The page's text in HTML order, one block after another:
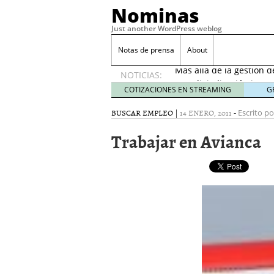
Nominas
Just another WordPress weblog
Notas de prensa About
NOTICIAS:
Desempleo Colombia
Una digitalización
en el sector financiero
¿Cómo afectó el
22, 2021
Desempleo Colombia
COTIZACIONES EN STREAMING
BUSCAR EMPLEO | 14 ENERO, 2011 - Escrito
Trabajar en Avianca